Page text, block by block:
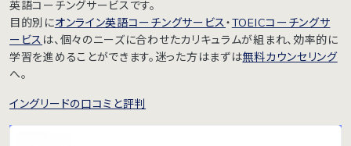
英語コーチングサービスです。
目的別にオンライン英語コーチングサービス・TOEICコーチングサ
ービス は、個々のニーズに合わせたカリキュラムが組まれ、効率的に
学習を進めることができます。迷った方はまずは無料カウンセリング
へ。
イングリードの口コミと評判